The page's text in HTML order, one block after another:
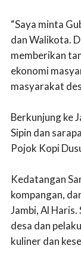
“Saya minta
dan Walikota.
memberikan
ekonomi
masyarakat
Berkunjung ke
Sipin dan
Pojok Kopi
Kedatangan
kompangan,
Jambi, Al
desa dan
kuliner dan